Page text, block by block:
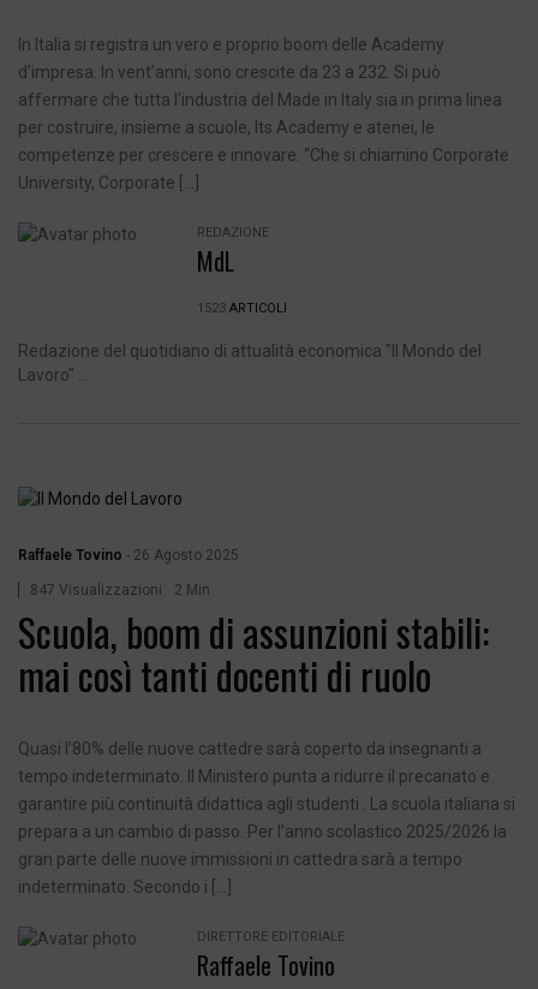
In Italia si registra un vero e proprio boom delle Academy
d’impresa. In vent’anni, sono crescite da 23 a 232. Si può
affermare che tutta l’industria del Made in Italy sia in prima linea
per costruire, insieme a scuole, Its Academy e atenei, le
competenze per crescere e innovare. “Che si chiamino Corporate
University, Corporate […]
REDAZIONE
MdL
1523 ARTICOLI
Redazione del quotidiano di attualità economica "Il Mondo del
Lavoro" ...
Raffaele Tovino - 26 Agosto 2025
847 Visualizzazioni 2 Min
Scuola, boom di assunzioni stabili:
mai così tanti docenti di ruolo
Quasi l’80% delle nuove cattedre sarà coperto da insegnanti a
tempo indeterminato. Il Ministero punta a ridurre il precariato e
garantire più continuità didattica agli studenti . La scuola italiana si
prepara a un cambio di passo. Per l’anno scolastico 2025/2026 la
gran parte delle nuove immissioni in cattedra sarà a tempo
indeterminato. Secondo i […]
DIRETTORE EDITORIALE
Raffaele Tovino